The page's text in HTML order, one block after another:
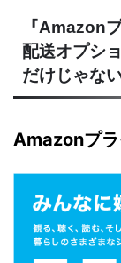
『Amazon
配送オプシ
だけじゃない
Amazonプ